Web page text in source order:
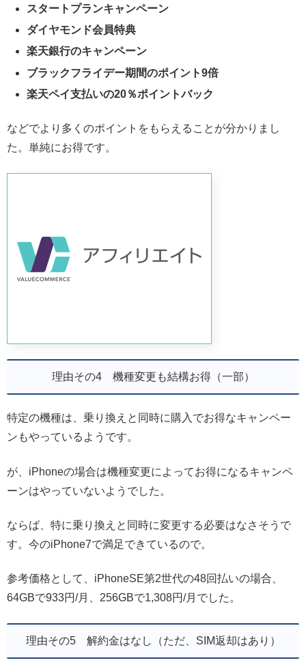
スタートプランキャンペーン
ダイヤモンド会員特典
楽天銀行のキャンペーン
ブラックフライデー期間のポイント9倍
楽天ペイ支払いの20％ポイントバック
などでより多くのポイントをもらえることが分かりまし
た。単純にお得です。
理由その4 機種変更も結構お得（一部）
特定の機種は、乗り換えと同時に購入でお得なキャンペー
ンもやっているようです。
が、iPhoneの場合は機種変更によってお得になるキャンペ
ーンはやっていないようでした。
ならば、特に乗り換えと同時に変更する必要はなさそうで
す。今のiPhone7で満足できているので。
参考価格として、iPhoneSE第2世代の48回払いの場合、
64GBで933円/月、256GBで1,308円/月でした。
理由その5 解約金はなし（ただ、SIM返却はあり）